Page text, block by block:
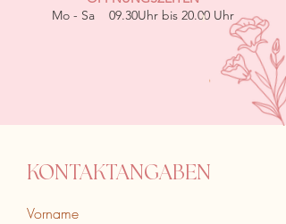
Mo - Sa 09.30Uhr bis 20.00 Uhr
KONTAKTANGABEN
Vorname